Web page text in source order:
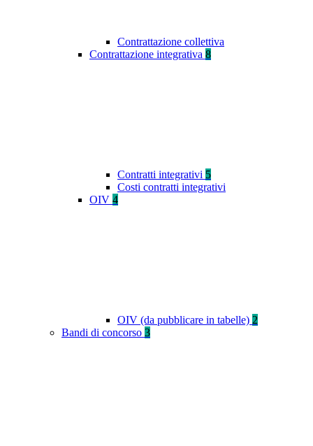
Contrattazione collettiva
Contrattazione integrativa 8
Contratti integrativi 5
Costi contratti integrativi
OIV 4
OIV (da pubblicare in tabelle) 2
Bandi di concorso 3